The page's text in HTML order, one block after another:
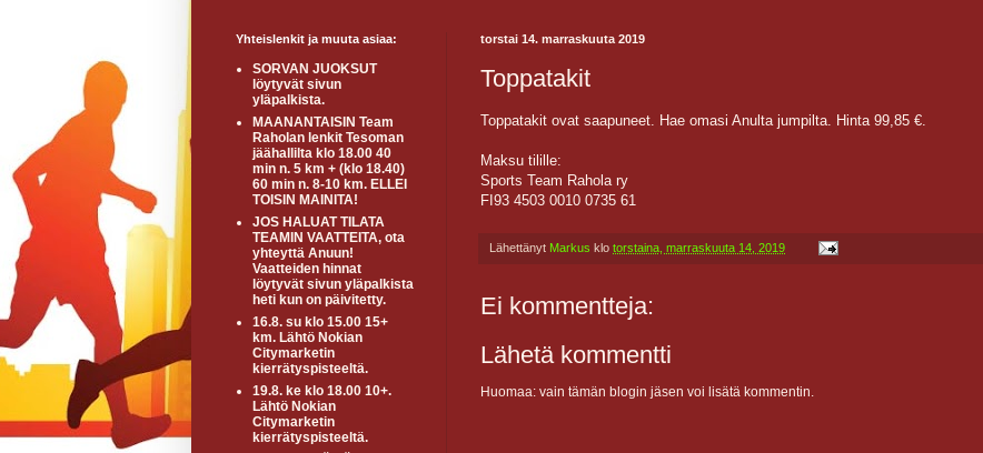
torstai 14. marraskuuta 2019
Toppatakit
Toppatakit ovat saapuneet. Hae omasi Anulta jumpilta. Hinta 99,85 €.
Maksu tilille:
Sports Team Rahola ry
FI93 4503 0010 0735 61
Lähettänyt Markus klo torstaina, marraskuuta 14, 2019
Ei kommentteja:
Lähetä kommentti
Huomaa: vain tämän blogin jäsen voi lisätä kommentin.
Yhteislenkit ja muuta asiaa:
SORVAN JUOKSUT
löytyvät sivun
yläpalkista.
MAANANTAISIN Team
Raholan lenkit Tesoman
jäähallilta klo 18.00 40
min n. 5 km + (klo 18.40)
60 min n. 8-10 km. ELLEI
TOISIN MAINITA!
JOS HALUAT TILATA
TEAMIN VAATTEITA, ota
yhteyttä Anuun!
Vaatteiden hinnat
löytyvät sivun yläpalkista
heti kun on päivitetty.
16.8. su klo 15.00 15+
km. Lähtö Nokian
Citymarketin
kierrätyspisteeltä.
19.8. ke klo 18.00 10+.
Lähtö Nokian
Citymarketin
kierrätyspisteeltä.